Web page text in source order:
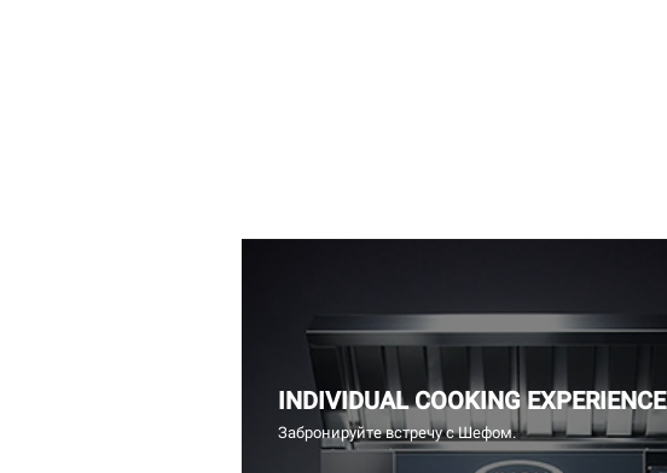
INDIVIDUAL COOKING EXPERIENCE
Забронируйте встречу с Шефом.